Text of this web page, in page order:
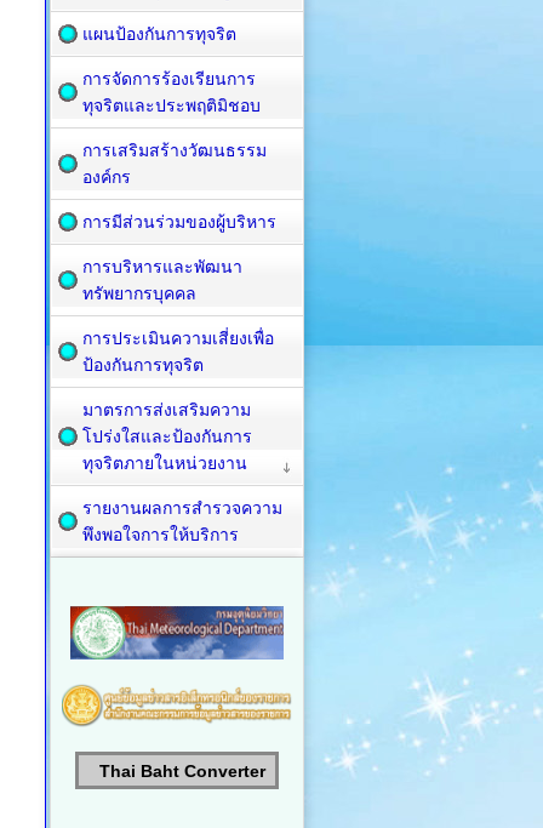
แผนป้องกันการทุจริต
การจัดการร้องเรียนการ
ทุจริตและประพฤติมิชอบ
การเสริมสร้างวัฒนธรรม
องค์กร
การมีส่วนร่วมของผู้บริหาร
การบริหารและพัฒนา
ทรัพยากรบุคคล
การประเมินความเสี่ยงเพื่อ
ป้องกันการทุจริต
มาตรการส่งเสริมความ
โปร่งใสและป้องกันการ
ทุจริตภายในหน่วยงาน
รายงานผลการสำรวจความ
พึงพอใจการให้บริการ
Thai Baht Converter